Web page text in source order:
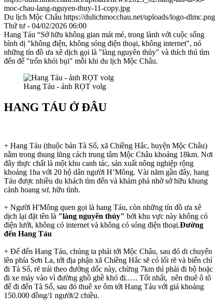
moc-chau-lang-nguyen-thuy-11-copy.jpg
Du lịch Mộc Châu https://dulichmocchau.net/uploads/logo-dlmc.png
Thứ tư - 04/02/2026 06:00
Hang Táu “Sở hữu không gian mát mẻ, trong lành với cuộc sống
bình dị "không điện, không sóng điện thoại, không internet", nó
những tín đồ ưa xê dịch gọi là "làng nguyên thủy" và thích thú tìm
đến để "trốn khói bụi" mỗi khi du lịch Mộc Châu.
Hang Táu - ảnh RỌT volg
HANG TÁU Ở ĐÂU
+ Hang Táu (thuộc bản Tà Số, xã Chiềng Hắc, huyện Mộc Châu)
nằm trong thung lũng cách trung tâm Mộc Châu khoảng 18km. Nơi
đây thực chất là một khu canh tác, sản xuất nông nghiệp rộng
khoảng 1ha với 20 hộ dân người H’Mông. Vài năm gần đây, hang
Táu được nhiều du khách tìm đến và khám phá nhờ sở hữu khung
cảnh hoang sơ, hữu tình.
+ Người H'Mông quen gọi là hang Táu, còn những tín đồ ưa xê
dịch lại đặt tên là "làng nguyên thủy" bởi khu vực này không có
điện lưới, không có internet và không có sóng điện thoại.Đường
đến Hang Táu
+ Để đến Hang Táu, chúng ta phải tới Mộc Châu, sau đó di chuyển
lên phía Sơn La, tới địa phận xã Chiềng Hắc sẽ có lối rẽ và biển chỉ
đi Tà Số, rẽ trái theo đường dốc này, chừng 7km thì phải đi bộ hoặc
đi xe máy vào vì đường ghồ ghề khó đi.…. Tốt nhất, nên thuê ô tô
để đi đến Tà Số, sau đó thuê xe ôm tới Hang Táu với giá khoảng
150.000 đồng/1 người/2 chiều.